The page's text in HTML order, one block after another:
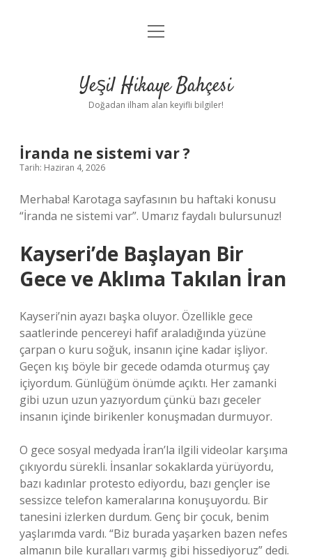
Anasayfa
Yasal Uyarı
menüyü
Yeşil Hikaye Bahçesi
Doğadan ilham alan keyifli bilgiler!
İranda ne sistemi var ?
Tarih: Haziran 4, 2026
Merhaba! Karotaga sayfasının bu haftaki konusu
“İranda ne sistemi var”. Umarız faydalı bulursunuz!
Kayseri’de Başlayan Bir
Gece ve Aklıma Takılan İran
Kayseri’nin ayazı başka oluyor. Özellikle gece
saatlerinde pencereyi hafif araladığında yüzüne
çarpan o kuru soğuk, insanın içine kadar işliyor.
Geçen kış böyle bir gecede odamda oturmuş çay
içiyordum. Günlüğüm önümde açıktı. Her zamanki
gibi uzun uzun yazıyordum çünkü bazı geceler
insanın içinde birikenler konuşmadan durmuyor.
O gece sosyal medyada İran’la ilgili videolar karşıma
çıkıyordu sürekli. İnsanlar sokaklarda yürüyordu,
bazı kadınlar protesto ediyordu, bazı gençler ise
sessizce telefon kameralarına konuşuyordu. Bir
tanesini izlerken durdum. Genç bir çocuk, benim
yaşlarımda vardı. “Biz burada yaşarken bazen nefes
almanın bile kuralları varmış gibi hissediyoruz” dedi.